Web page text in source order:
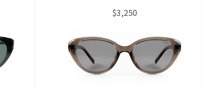
$3,250